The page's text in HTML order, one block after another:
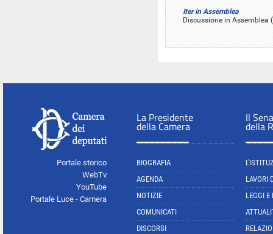
Iter in Assemblea
Discussione in
Portale storico
WebTv
YouTube
Portale Luce - Camera
La Presidente
della Camera
BIOGRAFIA
AGENDA
NOTIZIE
COMUNICATI
DISCORSI
Il
della
LAVORI
LEGGI E